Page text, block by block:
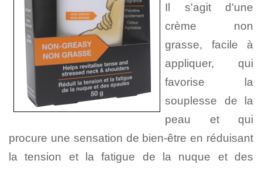
Il s'agit d'une
crème non
grasse, facile à
appliquer, qui
favorise la
souplesse de la
peau et qui
procure une sensation de bien-être en réduisant
la tension et la fatigue de la nuque et des